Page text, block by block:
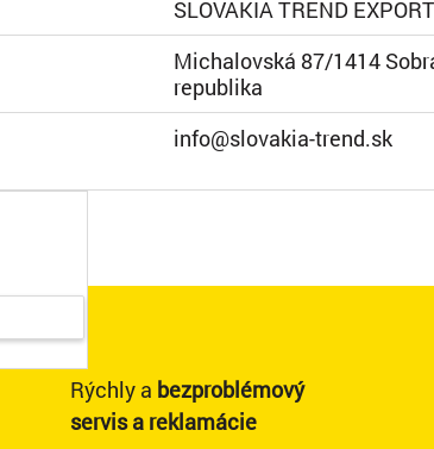
SLOVAKIA TREND
Michalovská 87/1414
republika
info@slovakia-trend.sk
Rýchly a bezproblémový
servis a reklamácie